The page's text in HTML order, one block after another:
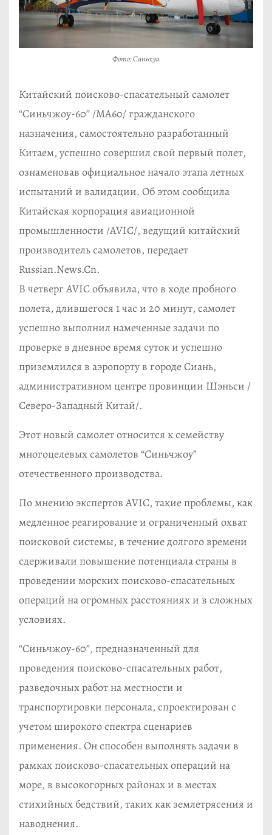
Фото: Синьхуа
Китайский поисково-спасательный самолет
“Синьчжоу-60” /MA60/ гражданского
назначения, самостоятельно разработанный
Китаем, успешно совершил свой первый полет,
ознаменовав официальное начало этапа летных
испытаний и валидации. Об этом сообщила
Китайская корпорация авиационной
промышленности /AVIC/, ведущий китайский
производитель самолетов, передает
Russian.News.Cn.
В четверг AVIC объявила, что в ходе пробного
полета, длившегося 1 час и 20 минут, самолет
успешно выполнил намеченные задачи по
проверке в дневное время суток и успешно
приземлился в аэропорту в городе Сиань,
административном центре провинции Шэньси /
Северо-Западный Китай/.
Этот новый самолет относится к семейству
многоцелевых самолетов “Синьчжоу”
отечественного производства.
По мнению экспертов AVIC, такие проблемы, как
медленное реагирование и ограниченный охват
поисковой системы, в течение долгого времени
сдерживали повышение потенциала страны в
проведении морских поисково-спасательных
операций на огромных расстояниях и в сложных
условиях.
“Синьчжоу-60”, предназначенный для
проведения поисково-спасательных работ,
разведочных работ на местности и
транспортировки персонала, спроектирован с
учетом широкого спектра сценариев
применения. Он способен выполнять задачи в
рамках поисково-спасательных операций на
море, в высокогорных районах и в местах
стихийных бедствий, таких как землетрясения и
наводнения.